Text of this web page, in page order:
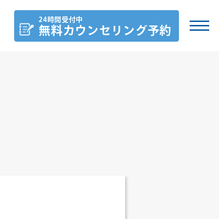
24時間受付中
無料カウンセリング予約